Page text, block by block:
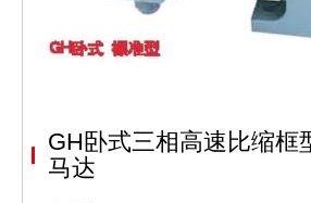
GH卧式三相高速比缩框
马达